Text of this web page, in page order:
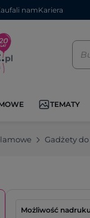
namKariera
TEMATY
Gadżety
Możliwość nadruku